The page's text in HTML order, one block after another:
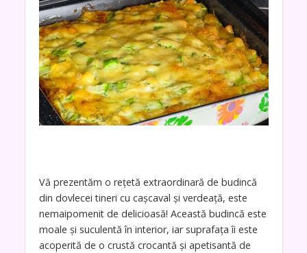
Vă prezentăm o rețetă extraordinară de budincă
din dovlecei tineri cu cașcaval și verdeață, este
nemaipomenit de delicioasă! Această budincă este
moale și suculentă în interior, iar suprafața îi este
acoperită de o crustă crocantă și apetisantă de